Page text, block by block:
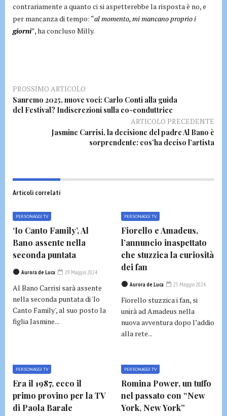
contrariamente a quanto ci si aspetterebbe la risposta è no, e
per mancanza di tempo: “al momento, mi mancano proprio i
giorni”, ha concluso Milly.
PROSSIMO ARTICOLO
Sanremo 2025, nuove voci: Carlo Conti alla guida
del Festival? Indiscrezioni sulla co-conduttrice
ARTICOLO PRECEDENTE
Jasmine Carrisi, la decisione del padre Al Bano è
sorprendente: cos’ha deciso l’artista
Articoli correlati
PERSONAGGI TV
‘Io Canto Family’, Al
Bano assente nella
seconda puntata
Aurora de Luca 29 Maggio 2024
Al Bano Carrisi sarà assente
nella seconda puntata di 'Io
Canto Family', al suo posto la
figlia Jasmine...
PERSONAGGI TV
Fiorello e Amadeus,
l’annuncio inaspettato
che stuzzica la curiosità
dei fan
Aurora de Luca 25 Maggio 2024
Fiorello stuzzica i fan, si
unirà ad Amadeus nella
nuova avventura dopo l’addio
alla rete...
PERSONAGGI TV
Era il 1987, ecco il
primo provino per la TV
di Paola Barale
PERSONAGGI TV
Romina Power, un tuffo
nel passato con “New
York, New York”